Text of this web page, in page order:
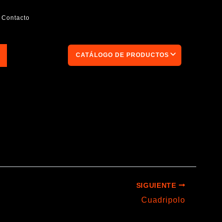
Contacto
CATÁLOGO DE PRODUCTOS
SIGUIENTE
Cuadripolo